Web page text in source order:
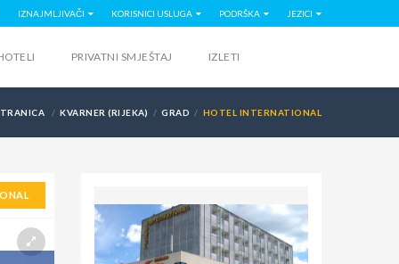
IZNAJMLJIVAČI KORISNICI USLUGA PODRŠKA JEZICI
PRIVATNI SMJEŠTAJ IZLETI
KVARNER (RIJEKA) GRAD HOTEL INTERNATIONAL